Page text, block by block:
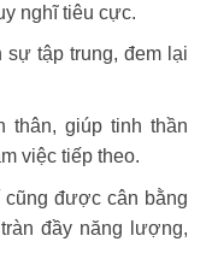
nghĩ tiêu cực.
sự tập trung, đem lại
thân, giúp tinh thần
việc tiếp theo.
cũng được cân bằng
đầy năng lượng,